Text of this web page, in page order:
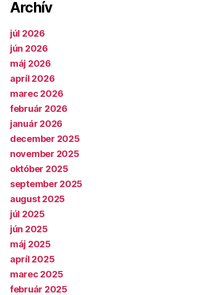
Archív
júl 2026
jún 2026
máj 2026
apríl 2026
marec 2026
február 2026
január 2026
december 2025
november 2025
október 2025
september 2025
august 2025
júl 2025
jún 2025
máj 2025
apríl 2025
marec 2025
február 2025